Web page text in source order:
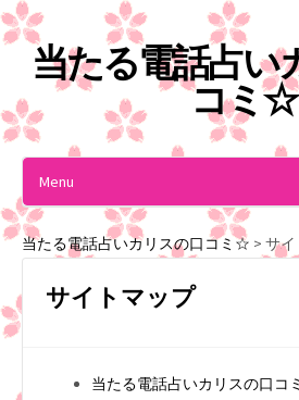
当たる電話占い
コミ☆
Menu
当たる電話占いカリスの口コミ☆ > サ
サイトマップ
当たる電話占いカリスの口コ